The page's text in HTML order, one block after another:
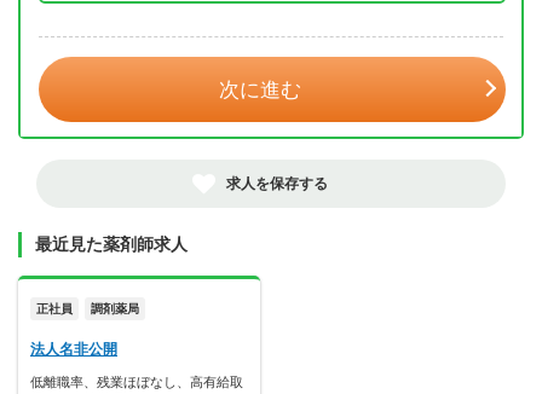
次に進む
求人を保存する
最近見た薬剤師求人
正社員 調剤薬局
法人名非公開
低離職率、残業ほぼなし、高有給取